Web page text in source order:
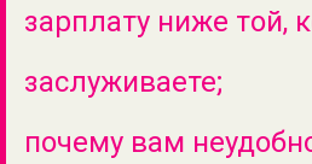
зарплату ниже той,
заслуживаете;
почему вам